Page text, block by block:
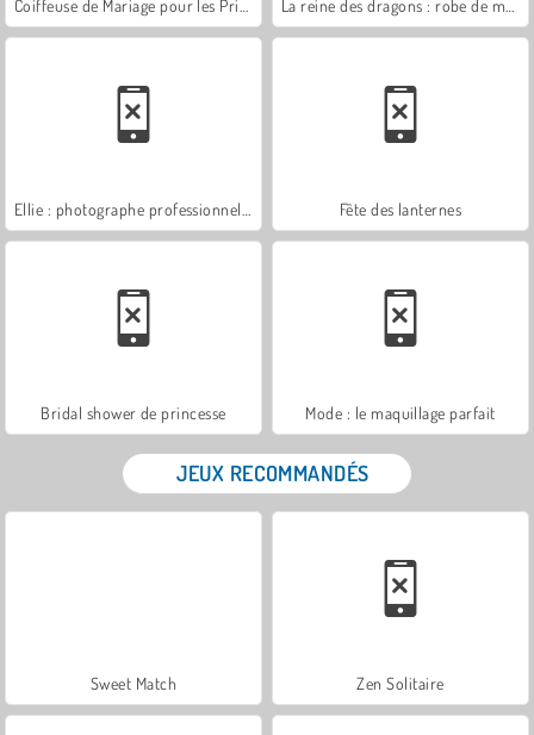
Fête des lanternes
Bridal shower de princesse Mode : le maquillage parfait
JEUX RECOMMANDÉS
Sweet Match Zen Solitaire